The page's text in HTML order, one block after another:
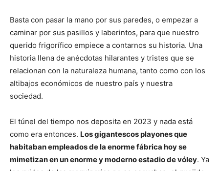
Basta con pasar la mano por sus paredes, o empezar a
caminar por sus pasillos y laberintos, para que nuestro
querido frigorífico empiece a contarnos su historia. Una
historia llena de anécdotas hilarantes y tristes que se
relacionan con la naturaleza humana, tanto como con los
altibajos económicos de nuestro país y nuestra
sociedad.
El túnel del tiempo nos deposita en 2023 y nada está
como era entonces. Los gigantescos playones que
habitaban empleados de la enorme fábrica hoy se
mimetizan en un enorme y moderno estadio de vóley. Ya